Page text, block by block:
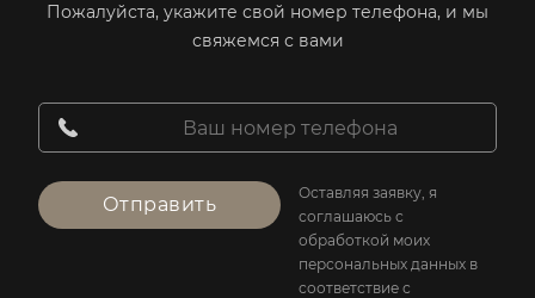
Пожалуйста, укажите свой номер телефона, и мы
свяжемся с вами
Отправить
Оставляя заявку, я
соглашаюсь с
обработкой моих
персональных данных в
соответствие с